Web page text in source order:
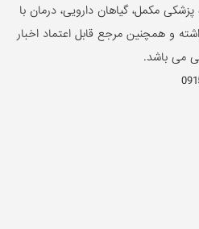
پزشکی مکمل، گیاهان دارویی، درمان با
و همچنین مرجع قابل اعتماد اخبار
می باشد.